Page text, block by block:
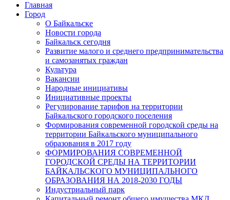
Главная
Город
О Байкальске
Новости города
Байкальск сегодня
Развитие малого и среднего предпринимательства
и самозанятых граждан
Культура
Вакансии
Народные инициативы
Инициативные проекты
Регулирование тарифов на территории
Байкальского городского поселения
Формирования современной городской среды на
территории Байкальского муниципального
образования в 2017 году
ФОРМИРОВАНИЯ СОВРЕМЕННОЙ
ГОРОДСКОЙ СРЕДЫ НА ТЕРРИТОРИИ
БАЙКАЛЬСКОГО МУНИЦИПАЛЬНОГО
ОБРАЗОВАНИЯ НА 2018-2030 ГОДЫ
Индустриальный парк